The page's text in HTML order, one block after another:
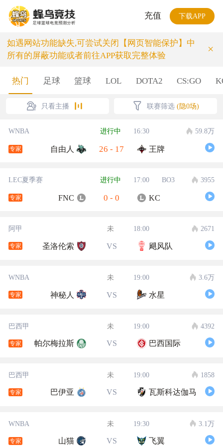
充值 下载APP
如遇网站功能缺失,可尝试关闭【网页智能保护】中
所有的屏蔽功能或者前往APP获取完整体验
×
热门 足球 篮球 LOL DOTA2 CS:GO
只看主播 联赛筛选 (隐0场)
WNBA 进行中 16:30 59.8万
专家 自由人 26 - 17 王牌
LEC夏季赛 进行中 17:00 BO3 3955
专家 FNC 0 - 0 KC
阿甲 未 18:00 2671
专家 圣洛伦索 VS 飓风队
WNBA 未 19:00 3.6万
专家 神秘人 VS 水星
巴西甲 未 19:00 4392
专家 帕尔梅拉斯 VS 巴西国际
巴西甲 未 19:00 1858
专家 巴伊亚 VS 瓦斯科达伽马
WNBA 未 19:30 3.1万
专家 山猫 VS 飞翼